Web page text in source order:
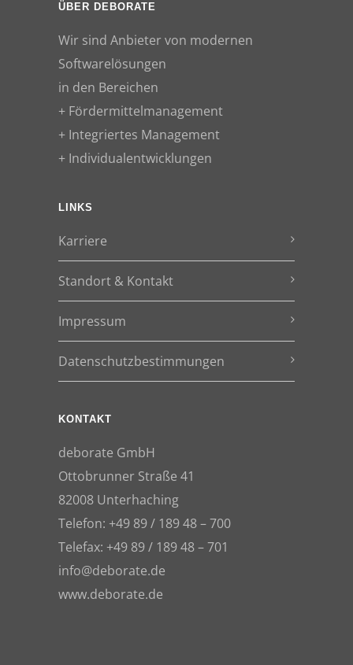
ÜBER DEBORATE
Wir sind Anbieter von modernen
Softwarelösungen
in den Bereichen
+ Fördermittelmanagement
+ Integriertes Management
+ Individualentwicklungen
LINKS
Karriere
Standort & Kontakt
Impressum
Datenschutzbestimmungen
KONTAKT
deborate GmbH
Ottobrunner Straße 41
82008 Unterhaching
Telefon: +49 89 / 189 48 – 700
Telefax: +49 89 / 189 48 – 701
info@deborate.de
www.deborate.de